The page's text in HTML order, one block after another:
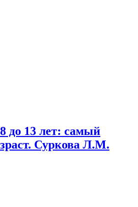
до 13 лет: самый
Суркова Л.М.